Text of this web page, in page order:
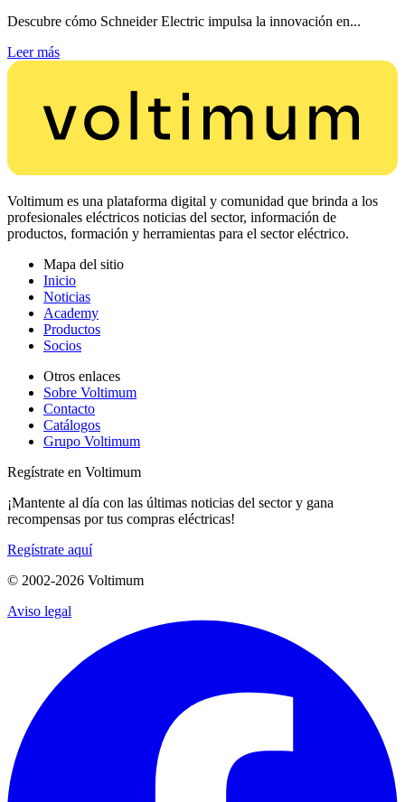
Descubre cómo Schneider Electric impulsa la innovación en...
Leer más
Voltimum es una plataforma digital y comunidad que brinda a los
profesionales eléctricos noticias del sector, información de
productos, formación y herramientas para el sector eléctrico.
Mapa del sitio
Inicio
Noticias
Academy
Productos
Socios
Otros enlaces
Sobre Voltimum
Contacto
Catálogos
Grupo Voltimum
Regístrate en Voltimum
¡Mantente al día con las últimas noticias del sector y gana
recompensas por tus compras eléctricas!
Regístrate aquí
© 2002-2026 Voltimum
Aviso legal